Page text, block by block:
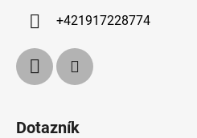
+421917228774
Dotazník